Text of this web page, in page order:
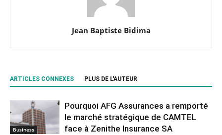
Jean Baptiste Bidima
ARTICLES CONNEXES PLUS DE L'AUTEUR
Business
Pourquoi AFG Assurances a remporté
le marché stratégique de CAMTEL
face à Zenithe Insurance SA